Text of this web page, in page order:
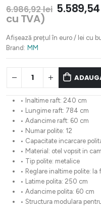
6.986,92lei Prețul
fost:
5.589,54
cu TVA)
Afișează prețul în euro / lei cu
Brand: MM
• Inaltime raft: 240 cm
• Lungime raft: 784 cm
• Adancime raft: 60 cm
• Numar polite: 12
• Capacitate incarcare
• Material: otel vopsit in
• Tip polite: metalice
• Reglare inaltime polite: la
• Latime polita: 250 cm
• Adancime polita: 60 cm
• Structura modulara